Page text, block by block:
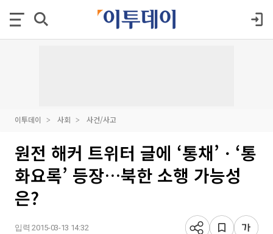
이투데이 사회 사건/사고
원전 해커 트위터 글에 ‘통채’ㆍ‘통
화요록’ 등장…북한 소행 가능성
은?
입력 2015-03-13 14:32